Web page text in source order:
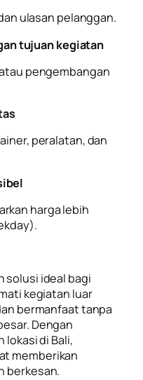
ulasan pelanggan.
tujuan kegiatan
pengembangan
peralatan, dan
harga lebih
solusi ideal bagi
kegiatan luar
bermanfaat tanpa
Dengan
lokasi di Bali,
memberikan
berkesan.